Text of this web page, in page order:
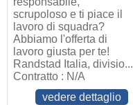
scrupoloso e ti piace il
lavoro di squadra?
Abbiamo l'offerta di
lavoro giusta per te!
Randstad Italia, divisio...
Contratto : N/A
vedere dettaglio